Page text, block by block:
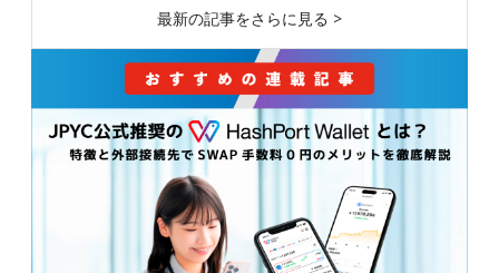
最新の記事をさらに見る >